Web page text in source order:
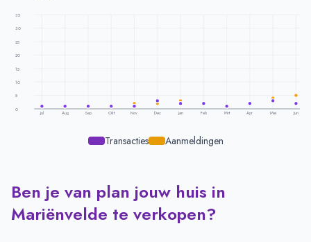
35
30
25
20
15
10
5
0
Jul Aug Sep Okt Nov Dec Jan Feb Mrt Apr Mei Jun
Transacties Aanmeldingen
Transacties en aanmeldingen per maand - Marienvelde
Maand
Transacties
Aanmeldingen
Juli
1
1
Ben je van plan jouw huis in
Mariënvelde te verkopen?